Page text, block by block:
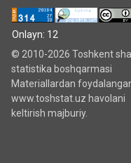
Onlayn: 12
© 2010-2026 Toshkent
statistika boshqarmasi
Materiallardan
www.toshstat.uz havolani
keltirish majburiy.